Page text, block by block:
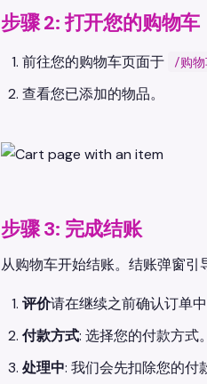
步骤 2: 打开您的购物车
前往您的购物车页面于 /购
查看您已添加的物品。
步骤 3: 完成结账
从购物车开始结账。结账弹窗引
评价请在继续之前确认订单中
付款方式: 选择您的付款方式
处理中: 我们会先扣除您的付